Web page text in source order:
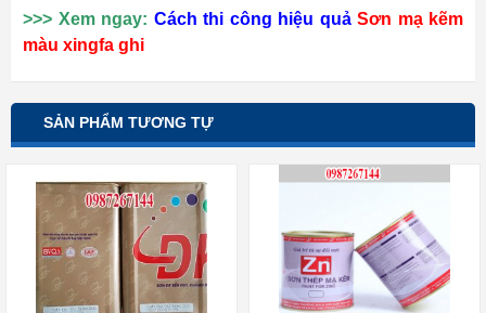
>>> Xem ngay: Cách thi công hiệu quả Sơn mạ kẽm
màu xingfa ghi
SẢN PHẨM TƯƠNG TỰ